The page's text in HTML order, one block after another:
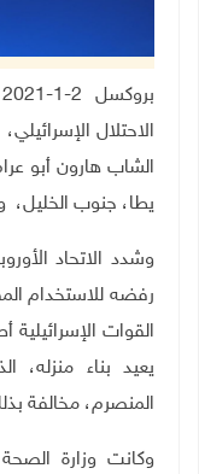
الاحتلال
يطا، جنوب الخليل،
وشدد الاتحاد
رفضه للاستخدام
القوات
يعيد بناء منزله،
المنصرم، مخالفة
وكانت وزارة